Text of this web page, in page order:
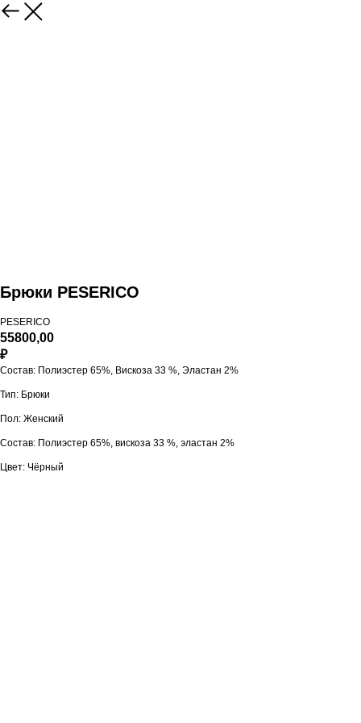
Брюки PESERICO
PESERICO
55800,00
₽
Состав: Полиэстер 65%, Вискоза 33 %, Эластан 2%
Тип: Брюки
Пол: Женский
Состав: Полиэстер 65%, вискоза 33 %, эластан 2%
Цвет: Чёрный